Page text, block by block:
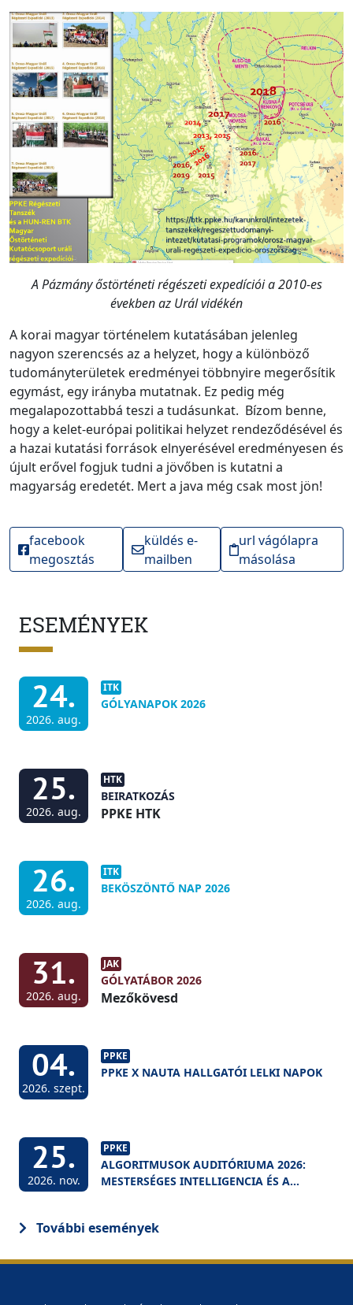
A Pázmány őstörténeti régészeti expedíciói a 2010-es
években az Urál vidékén
A korai magyar történelem kutatásában jelenleg
nagyon szerencsés az a helyzet, hogy a különböző
tudományterületek eredményei többnyire megerősítik
egymást, egy irányba mutatnak. Ez pedig még
megalapozottabbá teszi a tudásunkat. Bízom benne,
hogy a kelet-európai politikai helyzet rendeződésével és
a hazai kutatási források elnyerésével eredményesen és
újult erővel fogjuk tudni a jövőben is kutatni a
magyarság eredetét. Mert a java még csak most jön!
facebook
megosztás
küldés e-
mailben
url vágólapra
másolása
ESEMÉNYEK
24.
2026. aug.
ITK
GÓLYANAPOK 2026
25.
2026. aug.
HTK
BEIRATKOZÁS
PPKE HTK
26.
2026. aug.
ITK
BEKÖSZÖNTŐ NAP 2026
31.
2026. aug.
JAK
GÓLYATÁBOR 2026
Mezőkövesd
04.
2026. szept.
PPKE
PPKE X NAUTA HALLGATÓI LELKI NAPOK
25.
2026. nov.
PPKE
ALGORITMUSOK AUDITÓRIUMA 2026:
MESTERSÉGES INTELLIGENCIA ÉS A
További események